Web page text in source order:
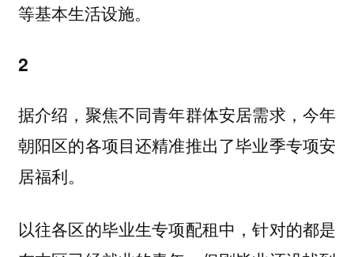
等基本生活设施。
2
据介绍，聚焦不同青年群体安居需求，今年
朝阳区的各项目还精准推出了毕业季专项安
居福利。
以往各区的毕业生专项配租中，针对的都是